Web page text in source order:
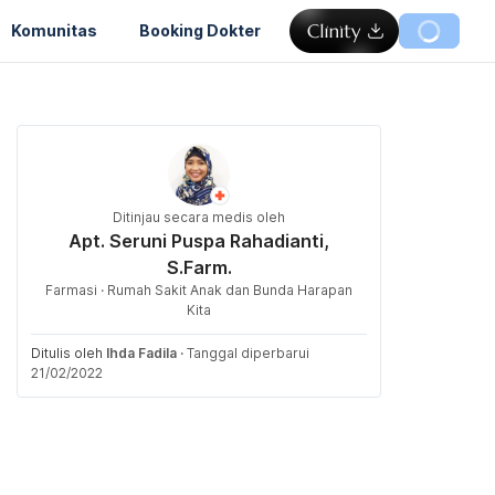
Komunitas Booking Dokter
Ditinjau secara medis oleh
Apt. Seruni Puspa Rahadianti,
S.Farm.
Farmasi · Rumah Sakit Anak dan Bunda Harapan
Kita
Ditulis oleh Ihda Fadila · Tanggal diperbarui
21/02/2022